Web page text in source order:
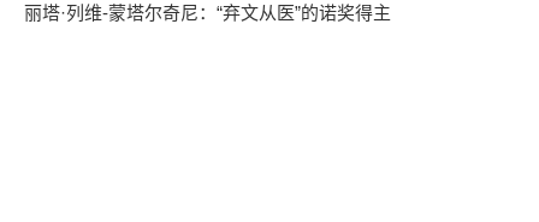
丽塔·列维-蒙塔尔奇尼：“弃文从医”的诺奖得主